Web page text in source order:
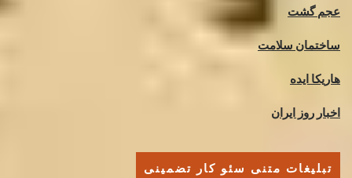
عجم گشت
ساختمان سلامت
هاریکا ایده
اخبار روز ایران
تبلیغات متنی سئو کار تضمینی